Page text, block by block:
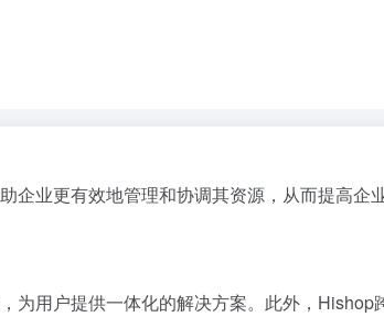
业更有效地管理和协调其资源，从而提高企
用户提供一体化的解决方案。此外，